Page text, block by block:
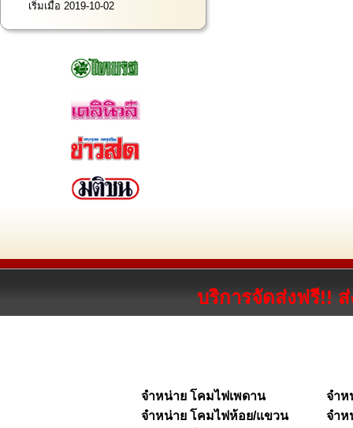
เริ่มเมื่อ 2019-10-02
บริการจัดส่งฟรี!!
จำหน่าย โคมไฟเพดาน
จำห
จำหน่าย โคมไฟห้อย/แขวน
จำห